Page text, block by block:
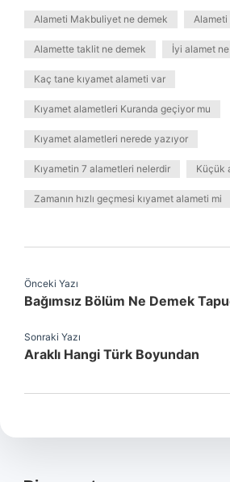
Alameti Makbuliyet ne demek Alameti
Alamette taklit ne demek İyi alamet
Kaç tane kıyamet alameti var
Kıyamet alametleri Kuranda geçiyor mu
Kıyamet alametleri nerede yazıyor
Kıyametin 7 alametleri nelerdir Küçük
Zamanın hızlı geçmesi kıyamet alameti mi
Önceki Yazı
Bağımsız Bölüm Ne Demek
Sonraki Yazı
Araklı Hangi Türk Boyundan